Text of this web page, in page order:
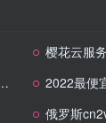
樱花云服
2022最便
俄罗斯